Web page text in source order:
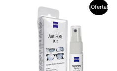
¡Oferta!
El
precio
original
era:
$60.000.
actual
es:
$42.000.